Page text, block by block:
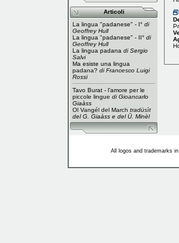
Articoli
La lingua "padanese" - I° di
Geoffrey Hull
La lingua "padanese" - II° di
Geoffrey Hull
La lingua padana di Sergio
Salvi
Ma esiste una lingua
padana? di Francesco Luigi
Rossi
Tavo Burat - l'amore per le
piccole linguedi Gioancarlo
Giaàss
Ol Vangél del March tradüsìt
del G. Giaàss e del Ü. Minèl
All logos and trademarks